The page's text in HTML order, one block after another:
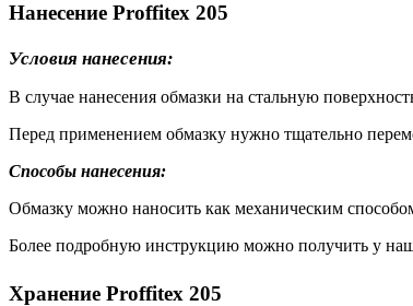
Нанесение Proffitex 205
Условия нанесения:
В случае нанесения обмазки на стальную
Перед применением обмазку нужно тщательно
Способы нанесения:
Обмазку можно наносить как механическим
Более подробную инструкцию можно получить у
Хранение Proffitex 205